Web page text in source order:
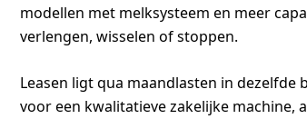
modellen met melksysteem en meer
verlengen, wisselen of stoppen.
Leasen ligt qua maandlasten in dezelfde
voor een kwalitatieve zakelijke